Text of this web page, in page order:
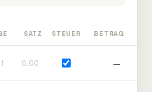
SATZ STEUER BETRAG
—